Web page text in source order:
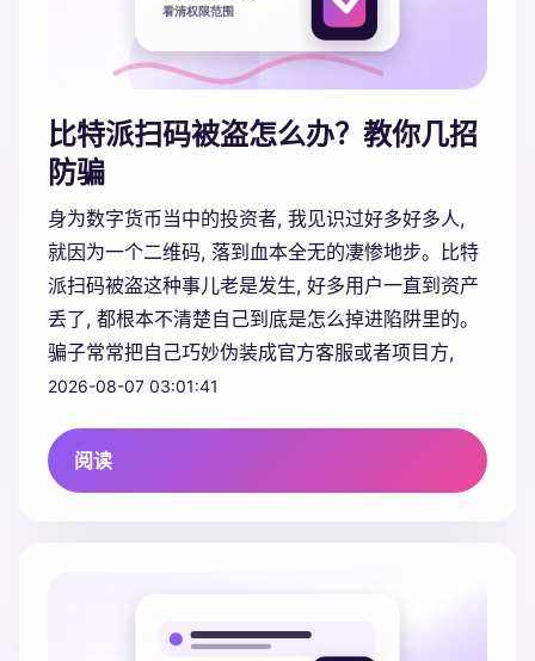
比特派扫码被盗怎么办？教你几招
防骗
身为数字货币当中的投资者, 我见识过好多好多人,
就因为一个二维码, 落到血本全无的凄惨地步。比特
派扫码被盗这种事儿老是发生, 好多用户一直到资产
丢了, 都根本不清楚自己到底是怎么掉进陷阱里的。
骗子常常把自己巧妙伪装成官方客服或者项目方,
2026-08-07 03:01:41
阅读